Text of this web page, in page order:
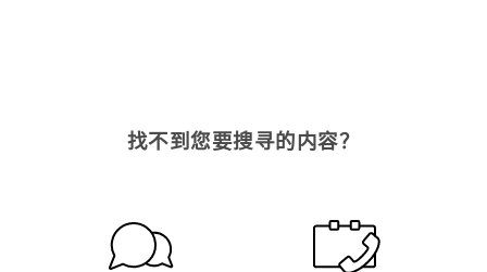
找不到您要搜寻的内容？